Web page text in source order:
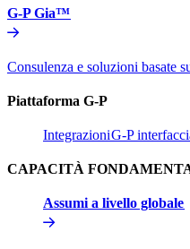
G-P Gia™​​
Consulenza e soluzioni basate
Piattaforma G-P​​
Integrazioni​​G-P
CAPACITÀ
Assumi a livello globale​​